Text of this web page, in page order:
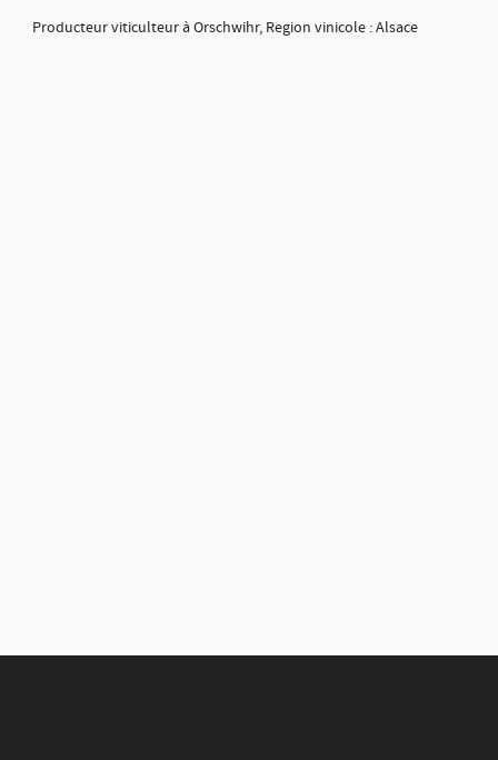
Producteur viticulteur à Orschwihr, Region vinicole : Alsace